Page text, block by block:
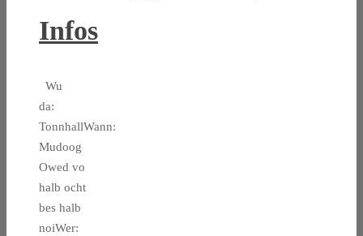
Infos
Wu
da:
TonnhallWann:
Mudoog
Owed vo
halb ocht
bes halb
noiWer: